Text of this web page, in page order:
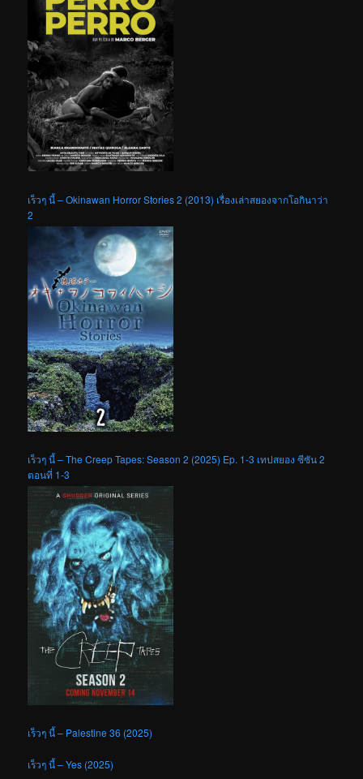
เร็วๆ นี้ – Okinawan Horror Stories 2 (2013) เรื่องเล่าสยองจากโอกินาว่า
2
เร็วๆ นี้ – The Creep Tapes: Season 2 (2025) Ep. 1-3 เทปสยอง ซีซัน 2
ตอนที่ 1-3
เร็วๆ นี้ – Palestine 36 (2025)
เร็วๆ นี้ – Yes (2025)